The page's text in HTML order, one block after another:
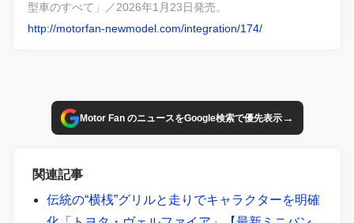
型車のすべて」／2026年1月23日発売。
http://motorfan-newmodel.com/integration/174/
Motor Fan のニュースをGoogle検索で優先表示→
関連記事
伝統の“横桟”グリルと走りでキャラクターを明確